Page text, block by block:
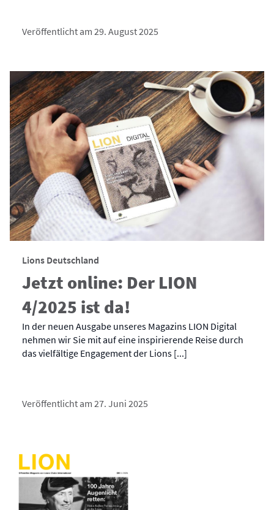
Veröffentlicht am 29. August 2025
Lions Deutschland
Jetzt online: Der LION
4/2025 ist da!
In der neuen Ausgabe unseres Magazins LION Digital
nehmen wir Sie mit auf eine inspirierende Reise durch
das vielfältige Engagement der Lions [...]
Veröffentlicht am 27. Juni 2025